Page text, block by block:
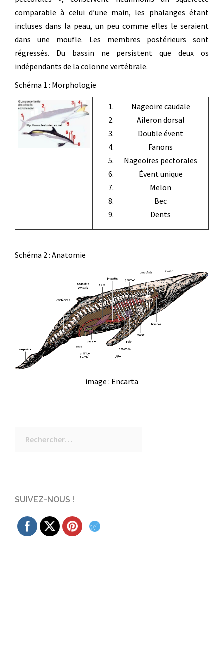
comparable à celui d’une main, les phalanges étant
incluses dans la peau, un peu comme elles le seraient
dans une moufle. Les membres postérieurs sont
régressés. Du bassin ne persistent que deux os
indépendants de la colonne vertébrale.
Schéma 1 : Morphologie
Nageoire caudale
Aileron dorsal
Double évent
Fanons
Nageoires pectorales
Évent unique
Melon
Bec
Dents
Schéma 2 : Anatomie
image : Encarta
SUIVEZ-NOUS !